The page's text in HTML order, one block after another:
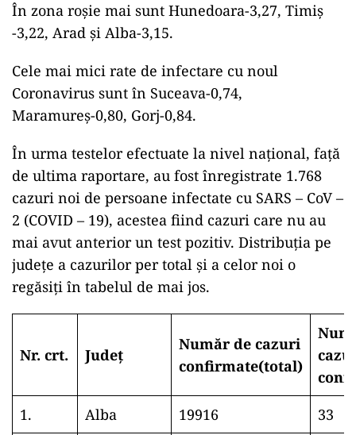
În zona roșie mai sunt Hunedoara-3,27, Timiș
-3,22, Arad și Alba-3,15.
Cele mai mici rate de infectare cu noul
Coronavirus sunt în Suceava-0,74,
Maramureș-0,80, Gorj-0,84.
În urma testelor efectuate la nivel național, față
de ultima raportare, au fost înregistrate 1.768
cazuri noi de persoane infectate cu SARS – CoV –
2 (COVID – 19), acestea fiind cazuri care nu au
mai avut anterior un test pozitiv. Distribuția pe
județe a cazurilor per total și a celor noi o
regăsiți în tabelul de mai jos.
Nr. crt. Județ
Număr de cazuri
confirmate(total)
1.
Alba 19916
33